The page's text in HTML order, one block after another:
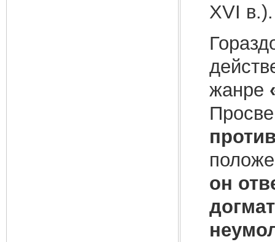
XVI в.).
жанре
он